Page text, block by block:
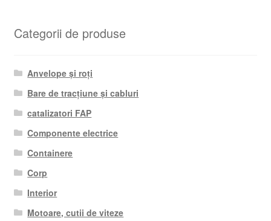
mai
Categorii de produse
Anvelope și roți
Bare de tracțiune și cabluri
catalizatori FAP
Componente electrice
Containere
Corp
Interior
Motoare, cutii de viteze